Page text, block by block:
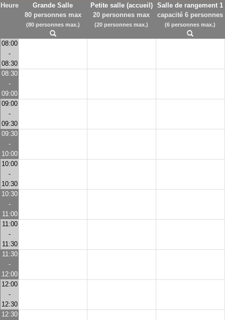
Heure
Grande Salle
80 personnes max
(80 personnes max.)
Petite salle (accueil)
20 personnes max
(20 personnes max.)
Salle de rangement 1
capacité 6 personnes
(6 personnes max.)
08:00
-
08:30
08:30
-
09:00
09:00
-
09:30
09:30
-
10:00
10:00
-
10:30
10:30
-
11:00
11:00
-
11:30
11:30
-
12:00
12:00
-
12:30
12:30